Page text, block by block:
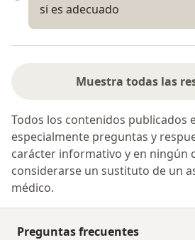
si es adecuado
Muestra todas las
Todos los contenidos publicados
especialmente preguntas y
carácter informativo y en ningún
considerarse un sustituto de un
médico.
Preguntas frecuentes